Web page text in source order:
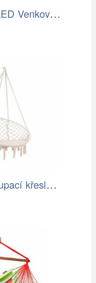
Ledvance -LED Venkovní nástěnné…
Závěsné houpací křeslo ve stylu hipís -…